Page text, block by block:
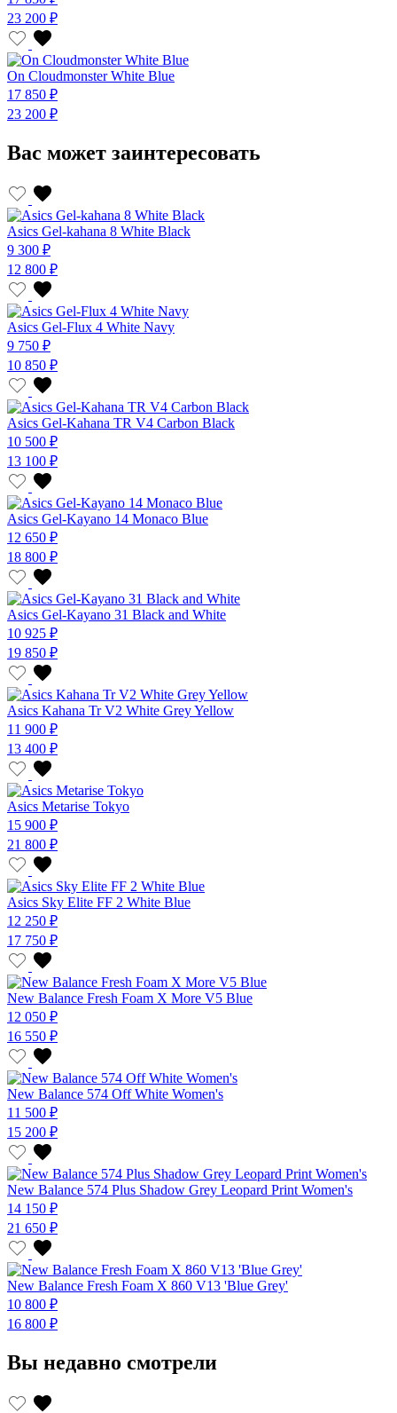
23 200 ₽
On Cloudmonster White Blue
17 850 ₽
23 200 ₽
Вас может заинтересовать
Asics Gel-kahana 8 White Black
9 300 ₽
12 800 ₽
Asics Gel-Flux 4 White Navy
9 750 ₽
10 850 ₽
Asics Gel-Kahana TR V4 Carbon Black
10 500 ₽
13 100 ₽
Asics Gel-Kayano 14 Monaco Blue
12 650 ₽
18 800 ₽
Asics Gel-Kayano 31 Black and White
10 925 ₽
19 850 ₽
Asics Kahana Tr V2 White Grey Yellow
11 900 ₽
13 400 ₽
Asics Metarise Tokyo
15 900 ₽
21 800 ₽
Asics Sky Elite FF 2 White Blue
12 250 ₽
17 750 ₽
New Balance Fresh Foam X More V5 Blue
12 050 ₽
16 550 ₽
New Balance 574 Off White Women's
11 500 ₽
15 200 ₽
New Balance 574 Plus Shadow Grey Leopard Print Women's
14 150 ₽
21 650 ₽
New Balance Fresh Foam X 860 V13 'Blue Grey'
10 800 ₽
16 800 ₽
Вы недавно смотрели